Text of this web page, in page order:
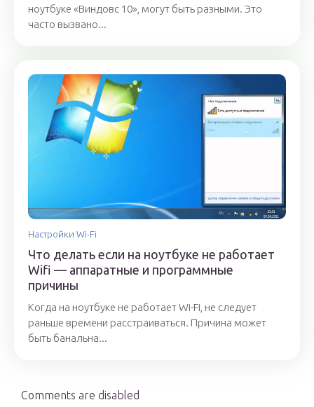
ноутбуке «Виндовс 10», могут быть разными. Это
часто вызвано...
Настройки Wi-Fi
Что делать если на ноутбуке не работает
Wifi — аппаратные и программные
причины
Когда на ноутбуке не работает Wi-Fi, не следует
раньше времени расстраиваться. Причина может
быть банальна...
Comments are disabled